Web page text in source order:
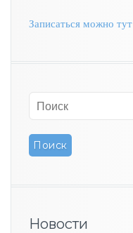
Записаться можно тут
Новости